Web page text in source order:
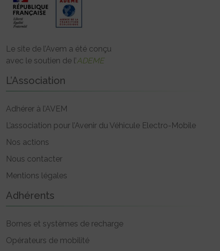
Le site de l’Avem a été conçu
avec le soutien de l’ADEME
L’Association
Adhérer à l’AVEM
L’association pour l’Avenir du Véhicule Electro-Mobile
Nos actions
Nous contacter
Mentions légales
Adhérents
Bornes et systèmes de recharge
Opérateurs de mobilité